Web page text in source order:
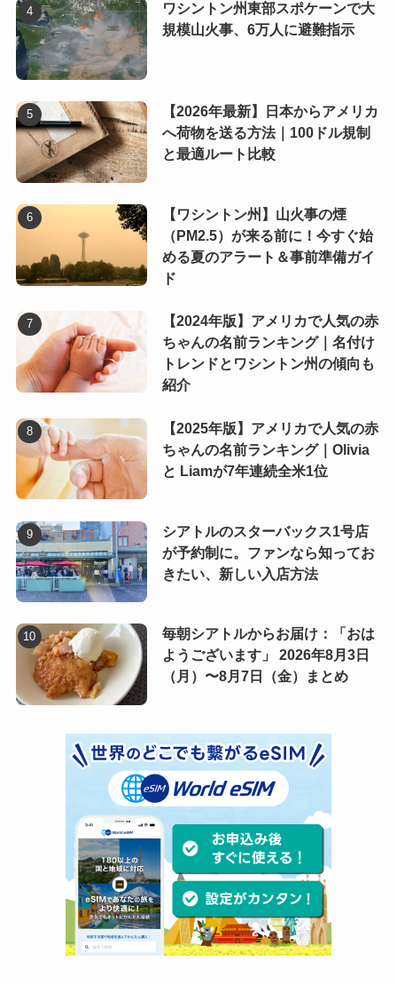
ワシントン州東部スポケーンで大
規模山火事、6万人に避難指示
【2026年最新】日本からアメリカ
へ荷物を送る方法｜100ドル規制
と最適ルート比較
【ワシントン州】山火事の煙
（PM2.5）が来る前に！今すぐ始
める夏のアラート＆事前準備ガイ
ド
【2024年版】アメリカで人気の赤
ちゃんの名前ランキング｜名付け
トレンドとワシントン州の傾向も
紹介
【2025年版】アメリカで人気の赤
ちゃんの名前ランキング｜Olivia
と Liamが7年連続全米1位
シアトルのスターバックス1号店
が予約制に。ファンなら知ってお
きたい、新しい入店方法
毎朝シアトルからお届け：「おは
ようございます」 2026年8月3日
（月）〜8月7日（金）まとめ